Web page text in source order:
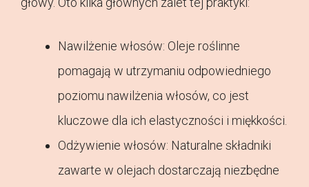
Nawilżenie włosów: Oleje roślinne
pomagają w utrzymaniu odpowiedniego
poziomu nawilżenia włosów, co jest
kluczowe dla ich elastyczności i miękkości.
Odżywienie włosów: Naturalne składniki
zawarte w olejach dostarczają niezbędne